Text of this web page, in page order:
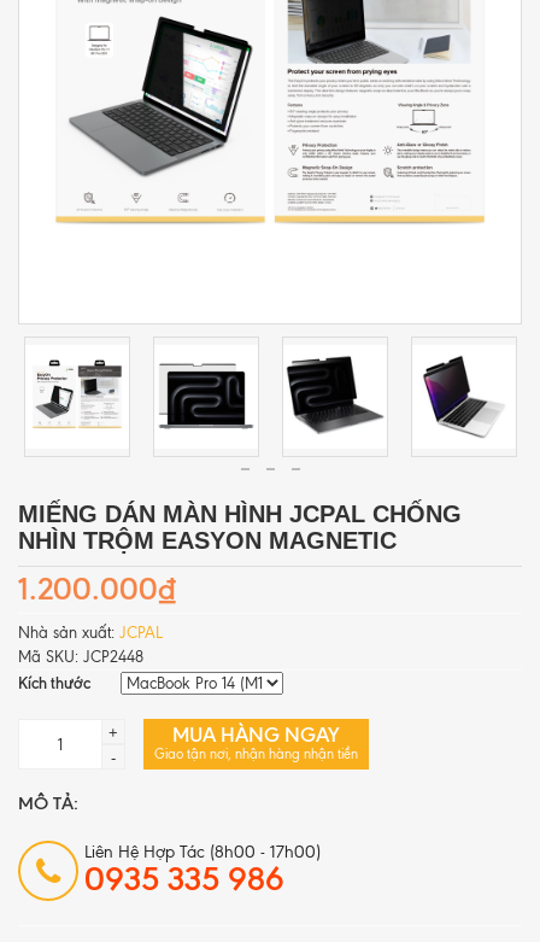
MIẾNG DÁN MÀN HÌNH JCPAL CHỐNG
NHÌN TRỘM EASYON MAGNETIC
1.200.000₫
Nhà sản xuất: JCPAL
Mã SKU: JCP2448
Kích thước
+
-
MUA HÀNG NGAY
Giao tận nơi, nhận hàng nhận tiền
MÔ TẢ:
Liên Hệ Hợp Tác (8h00 - 17h00)
0935 335 986